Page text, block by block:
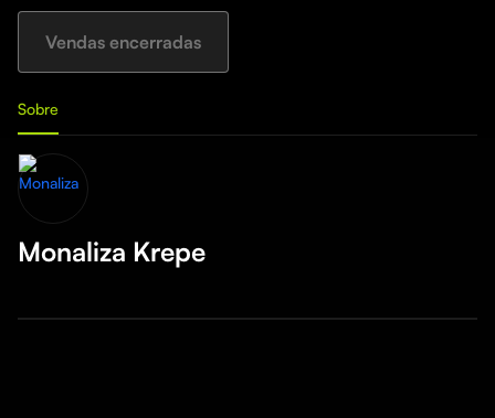
Vendas encerradas
Sobre
Monaliza Krepe